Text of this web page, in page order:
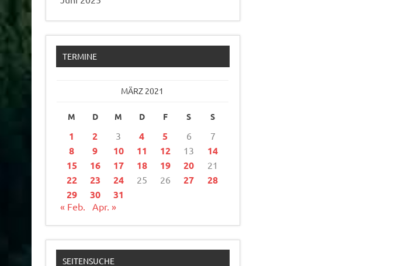
TERMINE
MÄRZ 2021
M D M D F S S
1 2 3 4 5 6 7
8 9 10 11 12 13
14
15
16 17 18 19 20 21
22 23 24 25 26 27
28
29
30 31
« Feb. Apr. »
SEITENSUCHE